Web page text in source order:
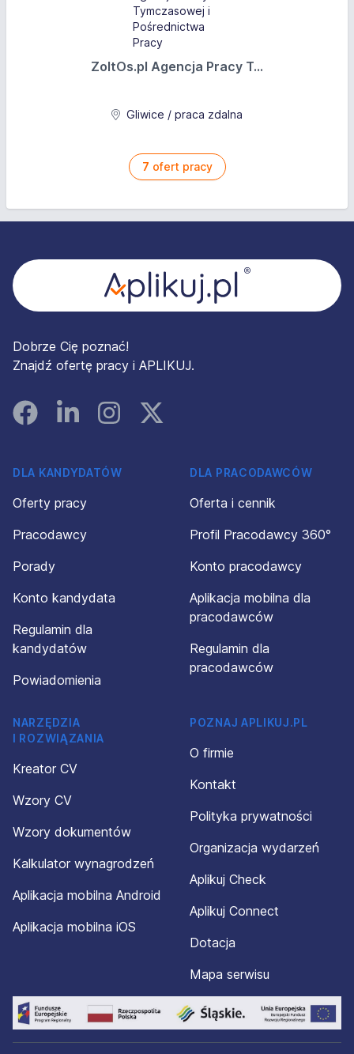
ZoltOs.pl Agencja Pracy T...
Gliwice / praca zdalna
7 ofert pracy
Dobrze Cię poznać!
Znajdź ofertę pracy i APLIKUJ.
FacebookLinked InInstagramInstagram
DLA KANDYDATÓW
Oferty pracy
Pracodawcy
Porady
Konto kandydata
Regulamin dla
kandydatów
Powiadomienia
DLA PRACODAWCÓW
Oferta i cennik
Profil Pracodawcy 360°
Konto pracodawcy
Aplikacja mobilna dla
pracodawców
Regulamin dla
pracodawców
NARZĘDZIA
I ROZWIĄZANIA
Kreator CV
Wzory CV
Wzory dokumentów
Kalkulator wynagrodzeń
Aplikacja mobilna Android
Aplikacja mobilna iOS
POZNAJ APLIKUJ.PL
O firmie
Kontakt
Polityka prywatności
Organizacja wydarzeń
Aplikuj Check
Aplikuj Connect
Dotacja
Mapa serwisu